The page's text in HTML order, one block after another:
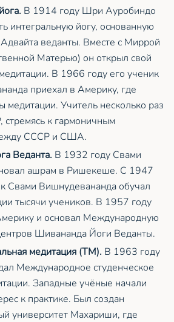
В 1914 году Шри Ауробиндо
интегральную йогу, основанную
веданты. Вместе с Миррой
Матерью) он открыл свой
В 1966 году его ученик
приехал в Америку, где
медитации. Учитель несколько раз
к гармоничным
СССР и США.
Веданта. В 1932 году Свами
ашрам в Ришекеше. С 1947
Свами Вишнудевананда обучал
тысячи учеников. В 1957 году
и основал Международную
Шивананда Йоги Веданты.
медитация (ТМ). В 1963 году
Международное студенческое
Западные учёные начали
к практике. Был создан
университет Махариши, где